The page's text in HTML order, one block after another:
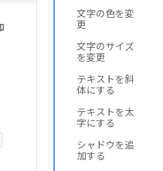
文字の色を変
更
文字のサイズ
を変更
テキストを斜
体にする
テキストを太
字にする
シャドウを追
加する